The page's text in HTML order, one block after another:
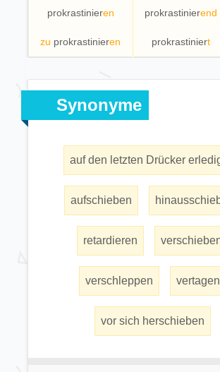
prokrastinieren prokrastinierend
zu prokrastinieren prokrastiniert
Synonyme
auf den letzten Drücker
aufschieben
retardieren
verschleppen vertagen
vor sich herschieben